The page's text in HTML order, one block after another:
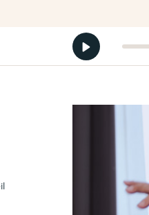
Démarrer
la
version
page